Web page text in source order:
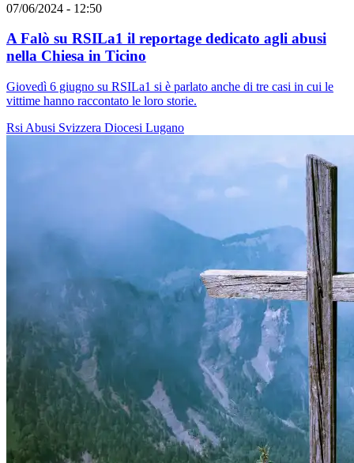
07/06/2024 - 12:50
A Falò su RSILa1 il reportage dedicato agli abusi
nella Chiesa in Ticino
Giovedì 6 giugno su RSILa1 si è parlato anche di tre casi in cui le
vittime hanno raccontato le loro storie.
Rsi Abusi Svizzera Diocesi Lugano